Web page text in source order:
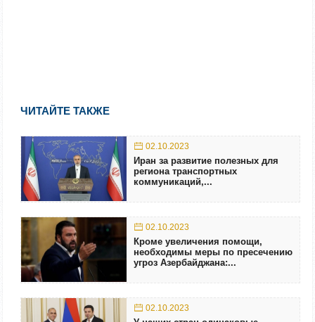
ЧИТАЙТЕ ТАКЖЕ
02.10.2023
Иран за развитие полезных для
региона транспортных
коммуникаций,...
02.10.2023
Кроме увеличения помощи,
необходимы меры по пресечению
угроз Азербайджана:...
02.10.2023